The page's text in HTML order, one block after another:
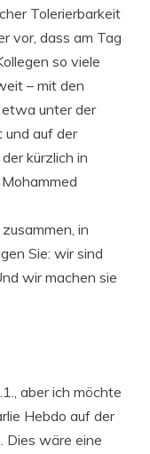
Tolerierbarkeit
vor, dass am Tag
so viele
– mit den
unter der
und auf der
kürzlich in
in
Sie: wir sind
wir machen sie
aber ich möchte
Hebdo auf der
Dies wäre eine